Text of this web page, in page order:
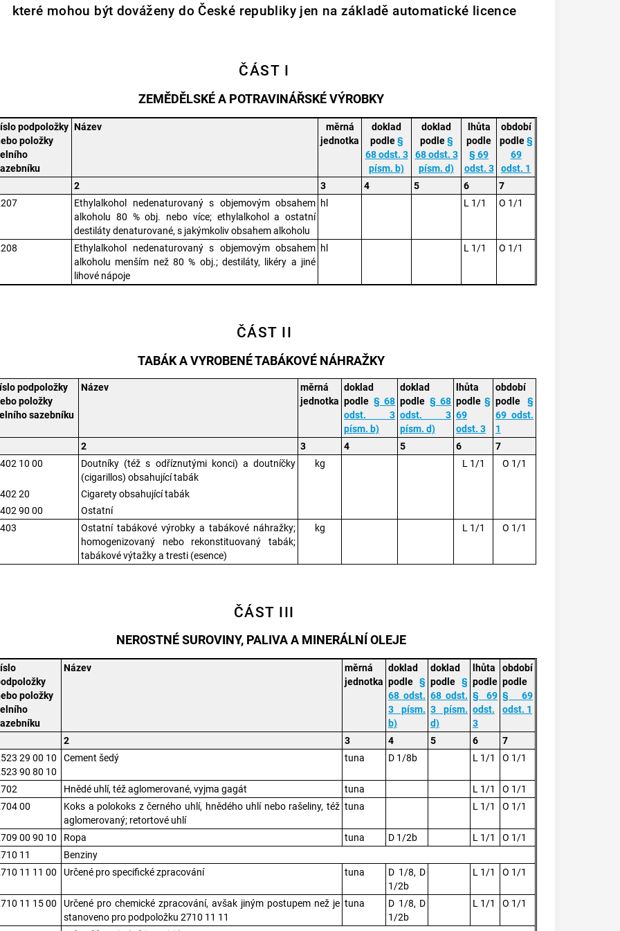
které mohou být dováženy do České republiky jen na základě automatické licence
ČÁST I
ZEMĚDĚLSKÉ A POTRAVINÁŘSKÉ VÝROBKY
podpoložky
položky
Název
měrná
jednotka
doklad
podle§
68 odst. 3
písm. b)
doklad
podle§
68 odst. 3
písm. d)
lhůta
podle
§ 69
odst. 3
období
podle§
69
odst. 1
2 3 4 5 6
7
Ethylalkohol nedenaturovaný s objemovým obsahem
alkoholu 80 % obj. nebo více; ethylalkohol a ostatní
destiláty denaturované, s jakýmkoliv obsahem alkoholu
hl L 1/1 O 1/1
Ethylalkohol nedenaturovaný s objemovým obsahem
alkoholu menším než 80 % obj.; destiláty, likéry a jiné
lihové nápoje
hl L 1/1 O 1/1
ČÁST II
TABÁK A VYROBENÉ TABÁKOVÉ NÁHRAŽKY
podpoložky
položky
sazebníku
Název
měrná
jednotka
doklad
podle § 68
odst. 3
písm. b)
doklad
podle § 68
odst. 3
písm. d)
lhůta
podle§
69
odst. 3
období
podle§
69 odst.
1
2 3 4 5 6
7
10 00
Doutníky (též s odříznutými konci) a doutníčky
(cigarillos) obsahující tabák
kg L 1/1 O 1/1
20
Cigarety obsahující tabák
90 00
Ostatní
Ostatní tabákové výrobky a tabákové náhražky;
homogenizovaný nebo rekonstituovaný tabák;
tabákové výtažky a tresti (esence)
kg L 1/1 O 1/1
ČÁST III
NEROSTNÉ SUROVINY, PALIVA A MINERÁLNÍ OLEJE
položky
Název
měrná
jednotka
doklad
podle§
68 odst.
3 písm.
b)
doklad
podle§
68 odst.
3 písm.
d)
lhůta
podle
§ 69
odst.
3
období
podle
§ 69
odst. 1
2 3 4 5 6
7
29 00 10
90 80 10
Cement šedý tuna D 1/8b L 1/1 O 1/1
Hnědé uhlí, též aglomerované, vyjma gagát tuna L 1/1
O 1/1
00
Koks a polokoks z černého uhlí, hnědého uhlí nebo rašeliny, též
aglomerovaný; retortové uhlí
tuna L 1/1 O 1/1
00 90 10 Ropa tuna D 1/2b L 1/1
O 1/1
11
Benziny
11 11 00
Určené pro specifické zpracování tuna
D 1/8, D
1/2b
L 1/1 O 1/1
11 15 00
Určené pro chemické zpracování, avšak jiným postupem než je
stanoveno pro podpoložku 2710 11 11
tuna
D 1/8, D
1/2b
L 1/1 O 1/1